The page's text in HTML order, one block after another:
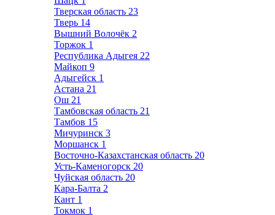
Тверская область 23
Тверь 14
Вышний Волочёк 2
Торжок 1
Республика Адыгея 22
Майкоп 9
Адыгейск 1
Астана 21
Ош 21
Тамбовская область 21
Тамбов 15
Мичуринск 3
Моршанск 1
Восточно-Казахстанская область 20
Усть-Каменогорск 20
Чуйская область 20
Кара-Балта 2
Кант 1
Токмок 1